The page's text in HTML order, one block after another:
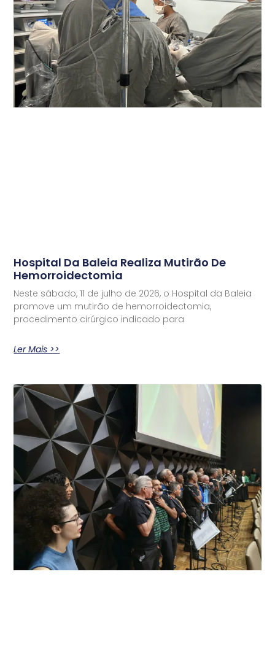
Hospital Da Baleia Realiza Mutirão De
Hemorroidectomia
Neste sábado, 11 de julho de 2026, o Hospital da Baleia
promove um mutirão de hemorroidectomia,
procedimento cirúrgico indicado para
Ler Mais >>